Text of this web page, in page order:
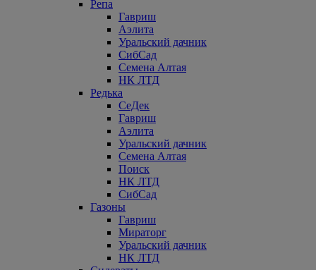
Репа
Гавриш
Аэлита
Уральский дачник
СибСад
Семена Алтая
НК ЛТД
Редька
СеДек
Гавриш
Аэлита
Уральский дачник
Семена Алтая
Поиск
НК ЛТД
СибСад
Газоны
Гавриш
Мираторг
Уральский дачник
НК ЛТД